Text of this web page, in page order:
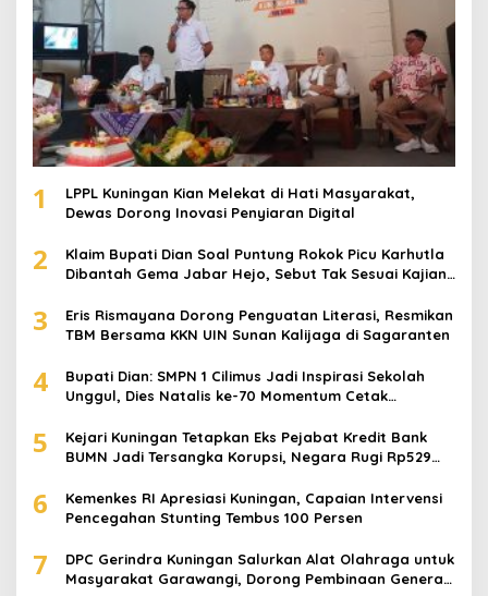
1
LPPL Kuningan Kian Melekat di Hati Masyarakat,
Dewas Dorong Inovasi Penyiaran Digital
2
Klaim Bupati Dian Soal Puntung Rokok Picu Karhutla
Dibantah Gema Jabar Hejo, Sebut Tak Sesuai Kajian
3
Eris Rismayana Dorong Penguatan Literasi, Resmikan
TBM Bersama KKN UIN Sunan Kalijaga di Sagaranten
4
Bupati Dian: SMPN 1 Cilimus Jadi Inspirasi Sekolah
Unggul, Dies Natalis ke-70 Momentum Cetak
5
Kejari Kuningan Tetapkan Eks Pejabat Kredit Bank
BUMN Jadi Tersangka Korupsi, Negara Rugi Rp529
6
Kemenkes RI Apresiasi Kuningan, Capaian Intervensi
Pencegahan Stunting Tembus 100 Persen
7
DPC Gerindra Kuningan Salurkan Alat Olahraga untuk
Masyarakat Garawangi, Dorong Pembinaan Generasi